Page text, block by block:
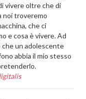
vivere oltre che di
noi troveremo
che ci
e cosa è vivere. Ad
un adolescente
abbia il mio stesso